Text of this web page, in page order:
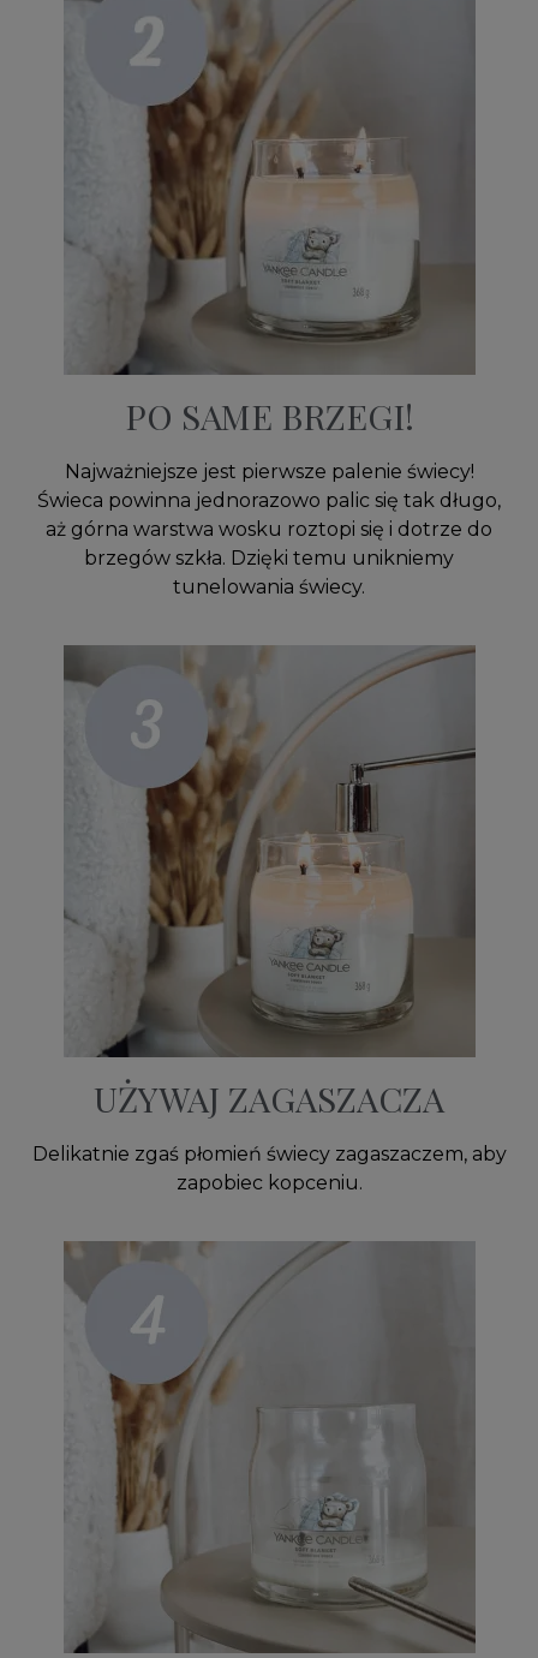
PO SAME BRZEGI!
Najważniejsze jest pierwsze palenie świecy!
Świeca powinna jednorazowo palic się tak długo,
aż górna warstwa wosku roztopi się i dotrze do
brzegów szkła. Dzięki temu unikniemy
tunelowania świecy.
UŻYWAJ ZAGASZACZA
Delikatnie zgaś płomień świecy zagaszaczem, aby
zapobiec kopceniu.